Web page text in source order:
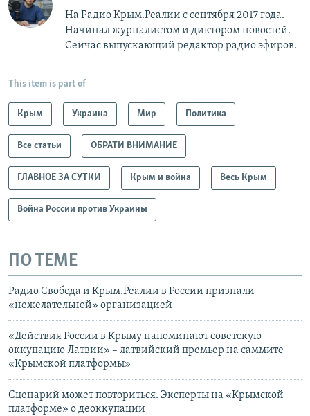
На Радио Крым.Реалии с сентября 2017 года.
Начинал журналистом и диктором новостей.
Сейчас выпускающий редактор радио эфиров.
This item is part of
Крым Украина Мир Политика
Все статьи ОБРАТИ ВНИМАНИЕ
ГЛАВНОЕ ЗА СУТКИ Крым и война Весь Крым
Война России против Украины
ПО ТЕМЕ
Радио Свобода и Крым.Реалии в России признали
«нежелательной» организацией
«Действия России в Крыму напоминают советскую
оккупацию Латвии» – латвийский премьер на саммите
«Крымской платформы»
Сценарий может повториться. Эксперты на «Крымской
платформе» о деоккупации